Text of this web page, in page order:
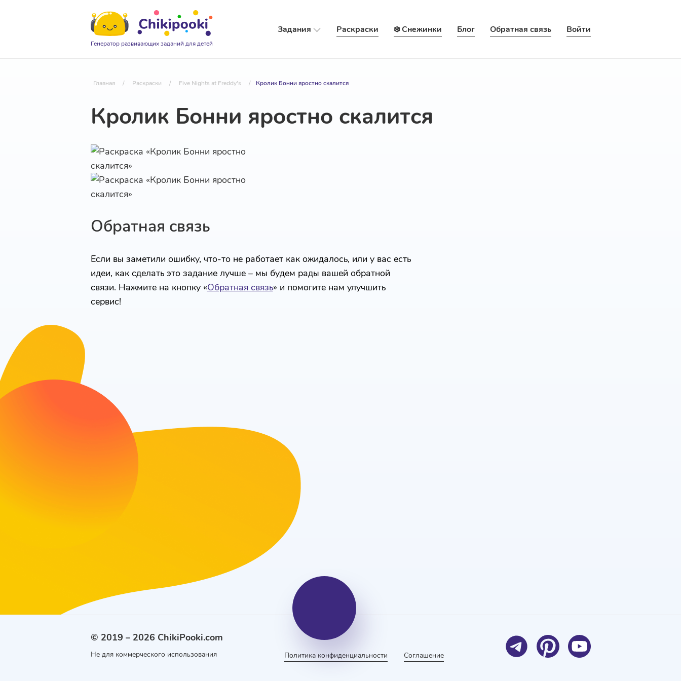
Генератор развивающих заданий для детей
Задания Раскраски ❄️ Снежинки Блог Обратная связь Войти
Главная / Раскраски / Five Nights at Freddy's / Кролик Бонни яростно скалится
Кролик Бонни яростно скалится
Обратная связь
Если вы заметили ошибку, что-то не работает как ожидалось, или у вас есть
идеи, как сделать это задание лучше – мы будем рады вашей обратной
связи. Нажмите на кнопку «Обратная связь» и помогите нам улучшить
сервис!
© 2019 – 2026 ChikiPooki.com
Не для коммерческого использования Политика конфиденциальности Соглашение